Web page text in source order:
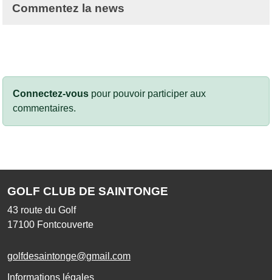
Commentez la news
Connectez-vous pour pouvoir participer aux
commentaires.
GOLF CLUB DE SAINTONGE
43 route du Golf
17100 Fontcouverte
golfdesaintonge@gmail.com
Informations légales